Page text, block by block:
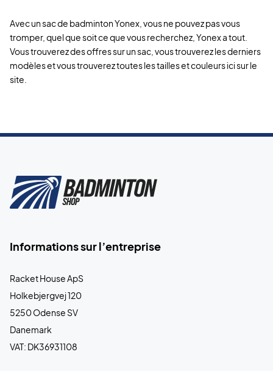
Avec un sac de badminton Yonex, vous ne pouvez pas vous
tromper, quel que soit ce que vous recherchez, Yonex a tout.
Vous trouverez des offres sur un sac, vous trouverez les derniers
modèles et vous trouverez toutes les tailles et couleurs ici sur le
site.
Informations sur l’entreprise
Racket House ApS
Holkebjergvej 120
5250 Odense SV
Danemark
VAT: DK36931108